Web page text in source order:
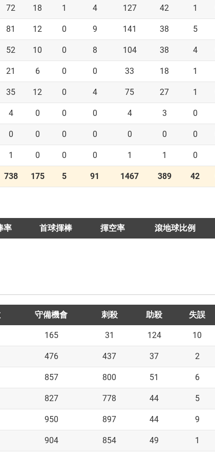
72 18 1 4 127 42 1
81 12 0 9 141 38 5
52 10 0 8 104 38 4
21 6 0 0 33 18 1
35 12 0 4 75 27 1
4 0 0 0 4 3 0
0 0 0 0 0 0 0
1 0 0 0 1 1 0
738 175 5 91 1467 389 42
率 首球揮棒 揮空率 滾地球比例
守備機會 刺殺 助殺 失誤
165 31 124 10
476 437 37 2
857 800 51 6
827 778 44 5
950 897 44 9
904 854 49 1